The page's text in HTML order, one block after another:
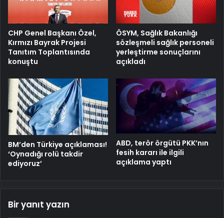
CHP Genel Başkanı Özel,
Kırmızı Bayrak Projesi
Tanıtım Toplantısında
konuştu
ÖSYM, Sağlık Bakanlığı
sözleşmeli sağlık personeli
yerleştirme sonuçlarını
açıkladı
BM’den Türkiye açıklaması!
‘Oynadığı rolü takdir
ediyoruz’
ABD, terör örgütü PKK’nın
fesih kararı ile ilgili
açıklama yaptı
Bir yanıt yazın